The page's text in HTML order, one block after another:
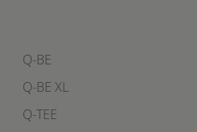
Q-BE
Q-BE XL
Q-TEE